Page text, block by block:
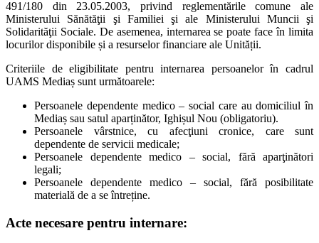
491/180 din 23.05.2003, privind reglementările comune ale
Ministerului Sănătăţii şi Familiei şi ale Ministerului Muncii şi
Solidarităţii Sociale. De asemenea, internarea se poate face în limita
locurilor disponibile și a resurselor financiare ale Unității.
Criteriile de eligibilitate pentru internarea persoanelor în cadrul
UAMS Mediaș sunt următoarele:
Persoanele dependente medico – social care au domiciliul în
Mediaș sau satul aparținător, Ighișul Nou (obligatoriu).
Persoanele vârstnice, cu afecţiuni cronice, care sunt
dependente de servicii medicale;
Persoanele dependente medico – social, fără aparţinători
legali;
Persoanele dependente medico – social, fără posibilitate
materială de a se întreține.
Acte necesare pentru internare: